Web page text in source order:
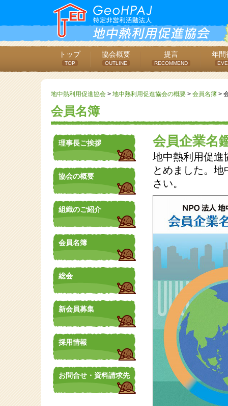
トップ
TOP
協会概要
OUTLINE
提言
RECOMMEND
年間
地中熱利用促進協会 > 地中熱利用促進協会の概要 > 会員名簿 >
会員名簿
会員企業名
地中熱利用促進
とめました。
さい。
理事長ご挨拶
協会の概要
組織のご紹介
会員名簿
総会
新会員募集
採用情報
お問合せ・資料請求先